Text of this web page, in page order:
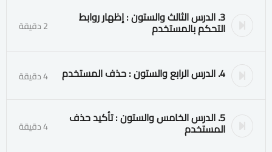
3. الدرس الثالث والستون : إظهار روابط
التحكم بالمستخدم 2 دقيقة
4. الدرس الرابع والستون : حذف المستخدم 4 دقيقة
5. الدرس الخامس والستون : تأكيد حذف
المستخدم 4 دقيقة